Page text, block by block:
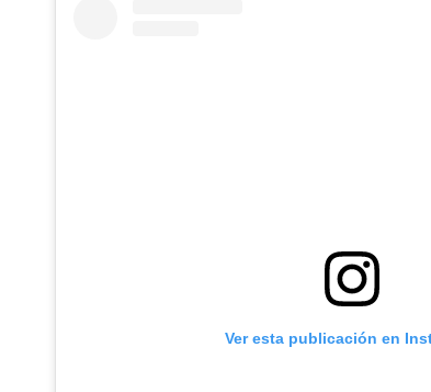
Ver esta publicación en